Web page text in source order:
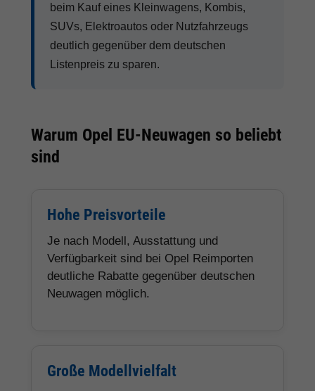
beim Kauf eines Kleinwagens, Kombis,
SUVs, Elektroautos oder Nutzfahrzeugs
deutlich gegenüber dem deutschen
Listenpreis zu sparen.
Warum Opel EU-Neuwagen so beliebt
sind
Hohe Preisvorteile
Je nach Modell, Ausstattung und
Verfügbarkeit sind bei Opel Reimporten
deutliche Rabatte gegenüber deutschen
Neuwagen möglich.
Große Modellvielfalt